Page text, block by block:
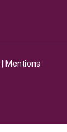
|Mentions